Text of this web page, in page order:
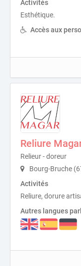
Activités
Esthétique.
Accès aux
Reliure
Relieur - doreur
Bourg-Bruche
Activités
Reliure, dorure
Autres langues